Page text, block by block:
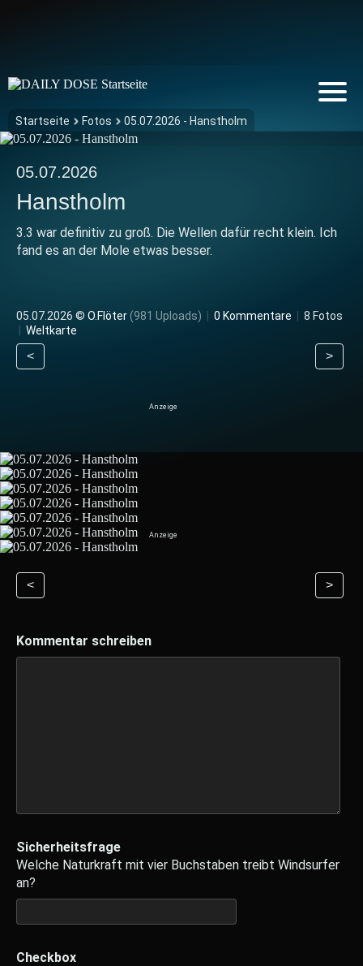
Startseite Fotos 05.07.2026 - Hanstholm
05.07.2026
Hanstholm
3.3 war definitiv zu groß. Die Wellen dafür recht klein. Ich
fand es an der Mole etwas besser.
05.07.2026 © O.Flöter(981 Uploads) 0 Kommentare
8 Fotos
Weltkarte
< >
< >
Kommentar schreiben
Sicherheitsfrage
Welche Naturkraft mit vier Buchstaben treibt Windsurfer
an?
Checkbox